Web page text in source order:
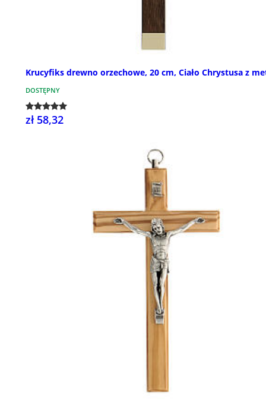
Krucyfiks drewno orzechowe, 20 cm, Ciało Chrystusa z
DOSTĘPNY
zł 58,32